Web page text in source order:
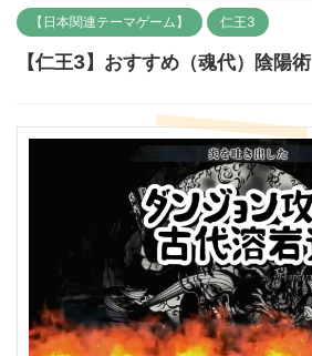
【日本関連テーマゲーム】 仁王3
【仁王3】おすすめ（魂代）陰陽術